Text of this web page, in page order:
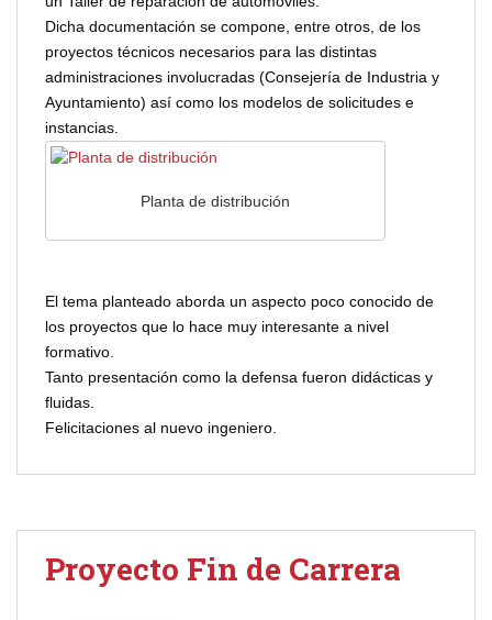
Dicha documentación se compone, entre otros, de los
proyectos técnicos necesarios para las distintas
administraciones involucradas (Consejería de Industria y
Ayuntamiento) así como los modelos de solicitudes e
instancias.
Planta de distribución
El tema planteado aborda un aspecto poco conocido de
los proyectos que lo hace muy interesante a nivel
formativo.
Tanto presentación como la defensa fueron didácticas y
fluidas.
Felicitaciones al nuevo ingeniero.
Proyecto Fin de Carrera